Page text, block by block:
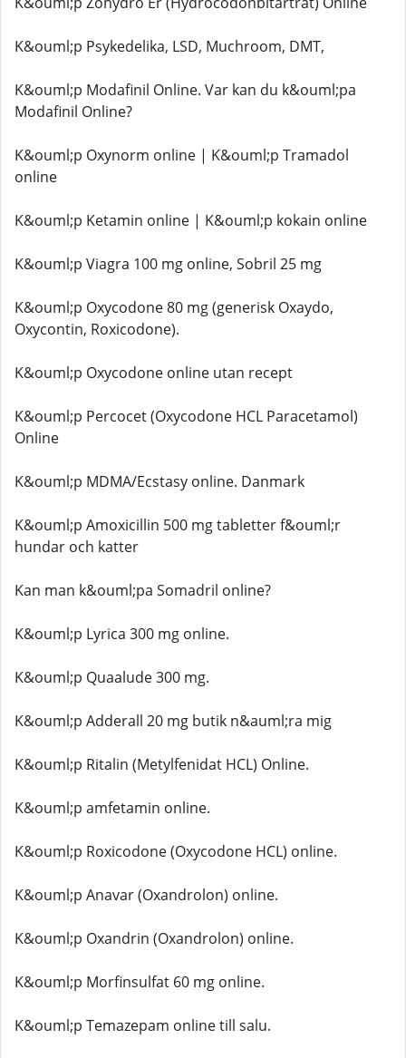
K&ouml;p Psykedelika, LSD, Muchroom, DMT,
K&ouml;p Modafinil Online. Var kan du k&ouml;pa
Modafinil Online?
K&ouml;p Oxynorm online | K&ouml;p Tramadol
online
K&ouml;p Ketamin online | K&ouml;p kokain online
K&ouml;p Viagra 100 mg online, Sobril 25 mg
K&ouml;p Oxycodone 80 mg (generisk Oxaydo,
Oxycontin, Roxicodone).
K&ouml;p Oxycodone online utan recept
K&ouml;p Percocet (Oxycodone HCL Paracetamol)
Online
K&ouml;p MDMA/Ecstasy online. Danmark
K&ouml;p Amoxicillin 500 mg tabletter f&ouml;r
hundar och katter
Kan man k&ouml;pa Somadril online?
K&ouml;p Lyrica 300 mg online.
K&ouml;p Quaalude 300 mg.
K&ouml;p Adderall 20 mg butik n&auml;ra mig
K&ouml;p Ritalin (Metylfenidat HCL) Online.
K&ouml;p amfetamin online.
K&ouml;p Roxicodone (Oxycodone HCL) online.
K&ouml;p Anavar (Oxandrolon) online.
K&ouml;p Oxandrin (Oxandrolon) online.
K&ouml;p Morfinsulfat 60 mg online.
K&ouml;p Temazepam online till salu.